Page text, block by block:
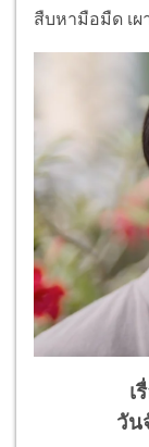
สืบหามือมืด เ
เ
วัน